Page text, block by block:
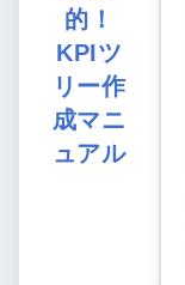
的！
KPIツ
リー作
成マニ
ュアル